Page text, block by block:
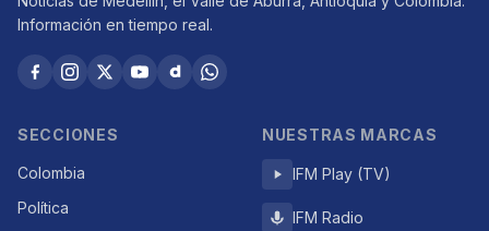
Información en tiempo real.
SECCIONES
Colombia
Política
NUESTRAS MARCAS
IFM Play (TV)
IFM Radio